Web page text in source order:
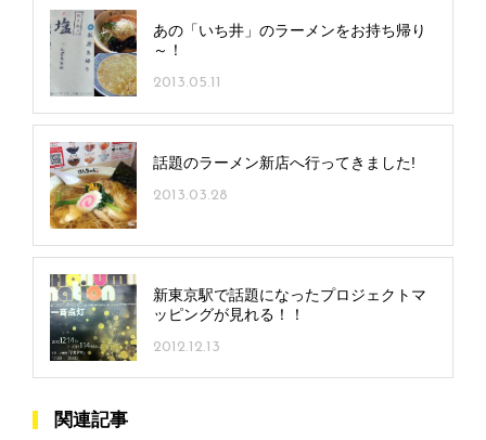
あの「いち井」のラーメンをお持ち帰り
～！
2013.05.11
話題のラーメン新店へ行ってきました!
2013.03.28
新東京駅で話題になったプロジェクトマ
ッピングが見れる！！
2012.12.13
関連記事